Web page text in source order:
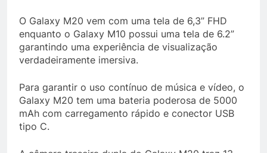
O Galaxy M20 vem com uma tela de 6,3” FHD
enquanto o Galaxy M10 possui uma tela de 6.2”
garantindo uma experiência de visualização
verdadeiramente imersiva.
Para garantir o uso contínuo de música e vídeo, o
Galaxy M20 tem uma bateria poderosa de 5000
mAh com carregamento rápido e conector USB
tipo C.